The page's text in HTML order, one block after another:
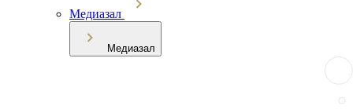
Медиазал
Медиазал